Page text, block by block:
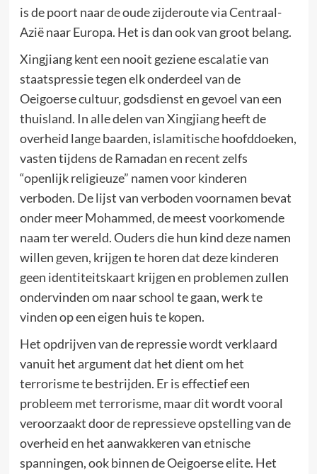
is de poort naar de oude zijderoute via Centraal-
Azië naar Europa. Het is dan ook van groot belang.
Xingjiang kent een nooit geziene escalatie van
staatspressie tegen elk onderdeel van de
Oeigoerse cultuur, godsdienst en gevoel van een
thuisland. In alle delen van Xingjiang heeft de
overheid lange baarden, islamitische hoofddoeken,
vasten tijdens de Ramadan en recent zelfs
“openlijk religieuze” namen voor kinderen
verboden. De lijst van verboden voornamen bevat
onder meer Mohammed, de meest voorkomende
naam ter wereld. Ouders die hun kind deze namen
willen geven, krijgen te horen dat deze kinderen
geen identiteitskaart krijgen en problemen zullen
ondervinden om naar school te gaan, werk te
vinden op een eigen huis te kopen.
Het opdrijven van de repressie wordt verklaard
vanuit het argument dat het dient om het
terrorisme te bestrijden. Er is effectief een
probleem met terrorisme, maar dit wordt vooral
veroorzaakt door de repressieve opstelling van de
overheid en het aanwakkeren van etnische
spanningen, ook binnen de Oeigoerse elite. Het